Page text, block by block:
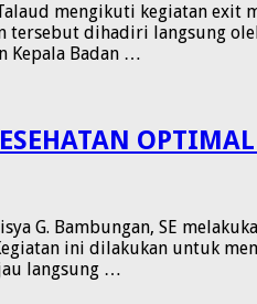
mengikuti kegiatan exit
tersebut dihadiri langsung
Kepala Badan …
G. Bambungan, SE
ini dilakukan untuk
langsung …